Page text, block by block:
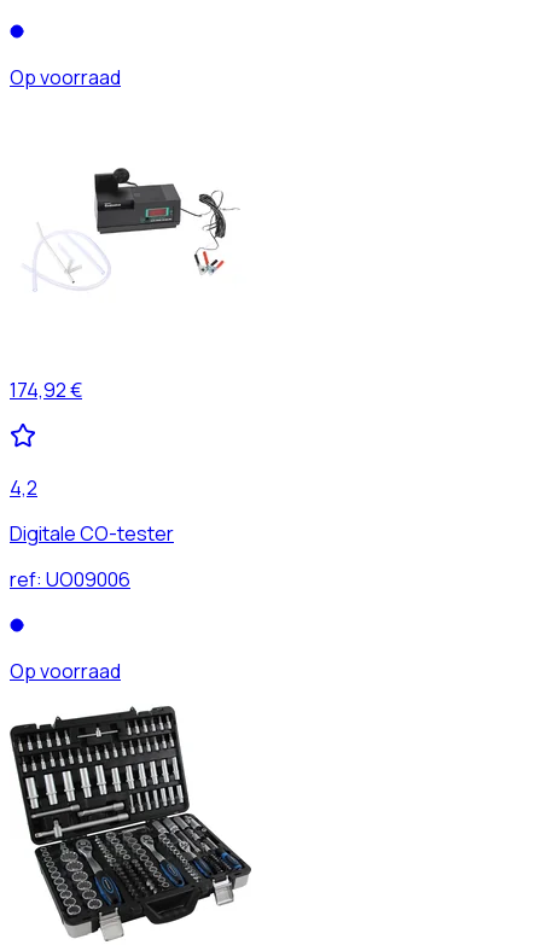
Op voorraad
174,92 €
4,2
Digitale CO-tester
ref: UO09006
Op voorraad